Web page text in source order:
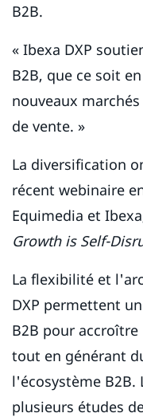
B2B.
« Ibexa DXP
B2B, que ce soit
nouveaux
de vente. »
La diversification
récent webinaire
Equimedia et
Growth is Self-
La flexibilité et
DXP permettent
B2B pour
tout en générant
l'écosystème B2B.
plusieurs études